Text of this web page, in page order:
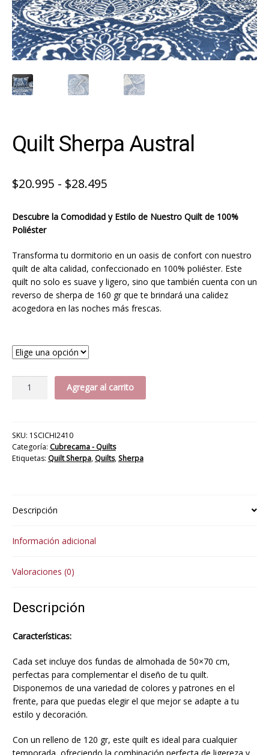
Quilt Sherpa Austral
$20.995 - $28.495Rango
precios:
$20.995
hasta
$28.495
Descubre la Comodidad y Estilo de Nuestro Quilt de 100%
Poliéster
Transforma tu dormitorio en un oasis de confort con nuestro
quilt de alta calidad, confeccionado en 100% poliéster. Este
quilt no solo es suave y ligero, sino que también cuenta con un
reverso de sherpa de 160 gr que te brindará una calidez
acogedora en las noches más frescas.
Quilt
Agregar al carrito
SKU: 1SCICHI2410
Categoría: Cubrecama - Quilts
Etiquetas: Quilt Sherpa, Quilts,Sherpa
Descripción
Información adicional
Valoraciones (0)
Descripción
Características:
Cada set incluye dos fundas de almohada de 50×70 cm,
perfectas para complementar el diseño de tu quilt.
Disponemos de una variedad de colores y patrones en el
frente, para que puedas elegir el que mejor se adapte a tu
estilo y decoración.
Con un relleno de 120 gr, este quilt es ideal para cualquier